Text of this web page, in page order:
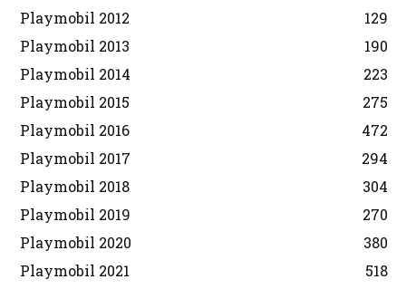
Playmobil 2012
129
Playmobil 2013
190
Playmobil 2014
223
Playmobil 2015
275
Playmobil 2016
472
Playmobil 2017
294
Playmobil 2018
304
Playmobil 2019
270
Playmobil 2020
380
Playmobil 2021
518